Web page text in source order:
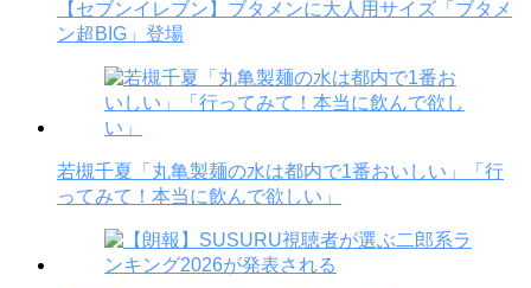
【セブンイレブン】ブタメンに大人用サイズ「ブタメ
ン超BIG」登場
若槻千夏「丸亀製麺の水は都内で1番おいしい」「行
ってみて！本当に飲んで欲しい」